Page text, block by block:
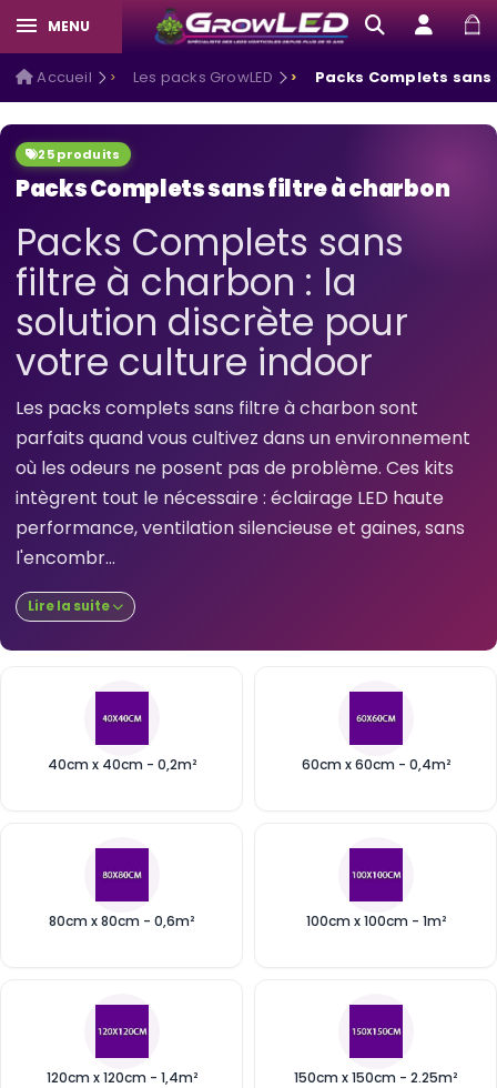
MENU
Accueil Les packs GrowLED Packs Complets
25 produits
Packs Complets sans filtre à charbon
Packs Complets sans
filtre à charbon : la
solution discrète pour
votre culture indoor
Les packs complets sans filtre à charbon sont
parfaits quand vous cultivez dans un environnement
où les odeurs ne posent pas de problème. Ces kits
intègrent tout le nécessaire : éclairage LED haute
performance, ventilation silencieuse et gaines, sans
l'encombr...
Lire la suite
40cm x 40cm - 0,2m² 60cm x 60cm - 0,4m²
80cm x 80cm - 0,6m² 100cm x 100cm - 1m²
120cm x 120cm - 1,4m² 150cm x 150cm - 2.25m²